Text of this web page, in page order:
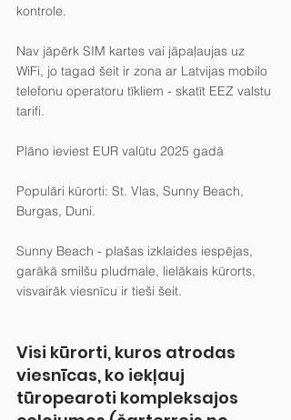
kontrole.
Nav jāpērk SIM kartes vai jāpaļaujas uz
WiFi, jo tagad šeit ir zona ar Latvijas mobilo
telefonu operatoru tīkliem - skatīt EEZ valstu
tarifi.
Plāno ieviest EUR valūtu 2025 gadā
Populāri kūrorti: St. Vlas, Sunny Beach,
Burgas, Duni.
Sunny Beach - plašas izklaides iespējas,
garākā smilšu pludmale, lielākais kūrorts,
visvairāk viesnīcu ir tieši šeit.
Visi kūrorti, kuros atrodas
viesnīcas, ko iekļauj
tūropearoti kompleksajos